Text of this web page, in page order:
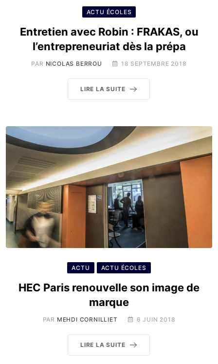
ACTU ÉCOLES
Entretien avec Robin : FRAKAS, ou
l’entrepreneuriat dès la prépa
PAR NICOLAS BERROU 18 SEPTEMBRE 2018
LIRE LA SUITE
ACTU ACTU ÉCOLES
HEC Paris renouvelle son image de
marque
PAR MEHDI CORNILLIET 6 JUIN 2018
LIRE LA SUITE